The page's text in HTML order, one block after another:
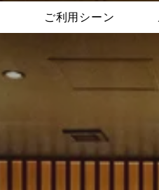
ご利用シーン